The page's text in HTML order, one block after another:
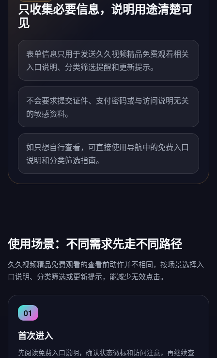
只收集必要信息，说明用途清楚可
见
表单信息只用于发送久久视频精品免费观看相关
入口说明、分类筛选提醒和更新提示。
不会要求提交证件、支付密码或与访问说明无关
的敏感资料。
如只想自行查看，可直接使用导航中的免费入口
说明和分类筛选指南。
使用场景：不同需求先走不同路径
久久视频精品免费观看的查看前动作并不相同，按场景选择入
口说明、分类筛选或更新提示，能减少无效点击。
首次进入
先阅读免费入口说明，确认状态徽标和访问注意，再继续查